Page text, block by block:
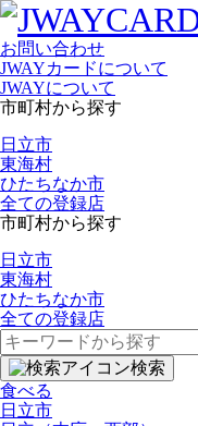
お問い合わせ
JWAYカードについて
JWAYについて
市町村から探す
日立市
東海村
ひたちなか市
全ての登録店
市町村から探す
日立市
東海村
ひたちなか市
全ての登録店
検
索:
検索
食べる
日立市